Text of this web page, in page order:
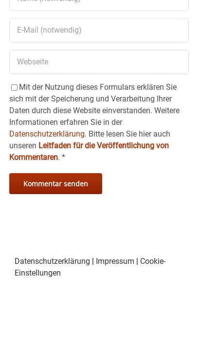
Mit der Nutzung dieses Formulars erklären Sie
sich mit der Speicherung und Verarbeitung Ihrer
Daten durch diese Website einverstanden. Weitere
Informationen erfahren Sie in der
Datenschutzerklärung. Bitte lesen Sie hier auch
unseren Leitfaden für die Veröffentlichung von
Kommentaren. *
Datenschutzerklärung | Impressum | Cookie-
Einstellungen